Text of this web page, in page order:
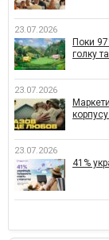
23.07.2026
Поки
голку
23.07.2026
23.07.2026
41%